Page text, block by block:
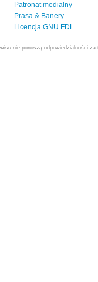
Patronat medialny
Prasa & Banery
Licencja GNU FDL
nie ponoszą odpowiedzialności